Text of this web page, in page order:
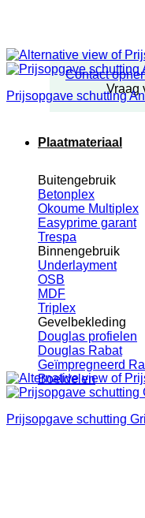
Contact
Vraag
Plaatmateriaal
Buitengebruik
Betonplex
Okoume Multiplex
Easyprime garant
Trespa
Binnengebruik
Underlayment
OSB
MDF
Triplex
Gevelbekleding
Douglas profielen
Douglas Rabat
Geïmpregneerd
Boeidelen
Prijsopgave schutting
Prijsopgave schutting